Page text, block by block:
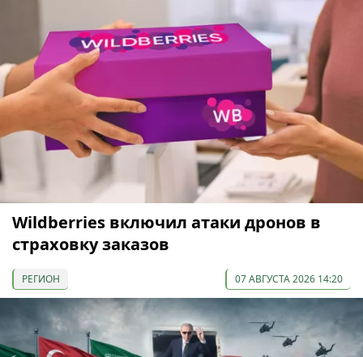
Wildberries включил атаки дронов в
страховку заказов
РЕГИОН 07 АВГУСТА 2026 14:20